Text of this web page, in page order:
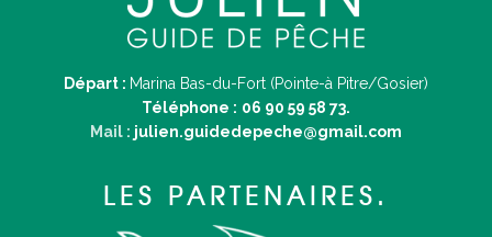
Départ : Marina Bas-du-Fort (Pointe-à Pitre/Gosier)
Téléphone : 06 90 59 58 73.
Mail : julien.guidedepeche@gmail.com
LES PARTENAIRES.